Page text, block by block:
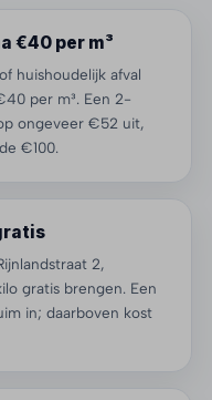
€40 per m³
huishoudelijk afval
per m³. Een 2-
ongeveer €52 uit,
€100.
2,
gratis brengen. Een
in; daarboven kost